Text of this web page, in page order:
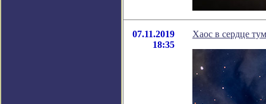
07.11.2019
18:35
Хаос в сердце